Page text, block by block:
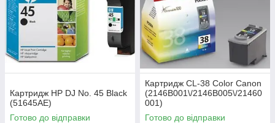
Картридж HP DJ No. 45 Black
(51645AE)
Готово до відправки
Картридж CL-38 Color Canon
(2146B001\/2146B005\/21460
001)
Готово до відправки